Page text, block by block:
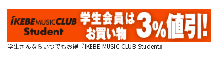
学生さんならいつでもお得『IKEBE MUSIC CLUB Student』